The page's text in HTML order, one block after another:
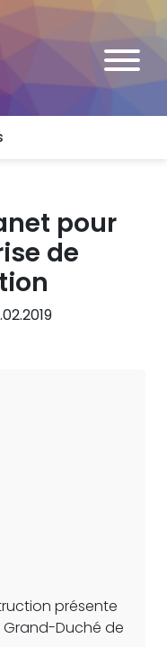
pour
de
présente
Grand-Duché de